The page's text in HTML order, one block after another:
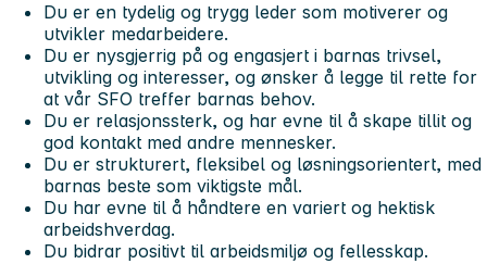
Du er en tydelig og trygg leder som motiverer og
utvikler medarbeidere.
Du er nysgjerrig på og engasjert i barnas trivsel,
utvikling og interesser, og ønsker å legge til rette for
at vår SFO treffer barnas behov.
Du er relasjonssterk, og har evne til å skape tillit og
god kontakt med andre mennesker.
Du er strukturert, fleksibel og løsningsorientert, med
barnas beste som viktigste mål.
Du har evne til å håndtere en variert og hektisk
arbeidshverdag.
Du bidrar positivt til arbeidsmiljø og fellesskap.